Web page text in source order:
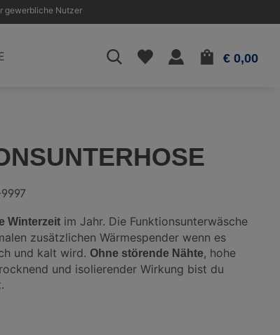
gewerbliche Nutzer
€ 0,00
Winterzeitim Jahr. Die Funktionsunterwäsche
zusätzlichen Wärmespender wenn es
und kalt wird. Ohne störende Nähte, hohe
und isolierender Wirkung bist du